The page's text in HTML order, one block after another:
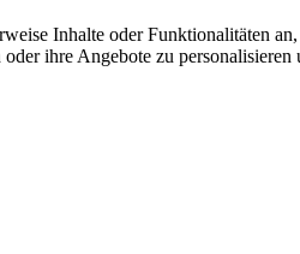
Inhalte oder Funktionalitäten
ihre Angebote zu personalisieren